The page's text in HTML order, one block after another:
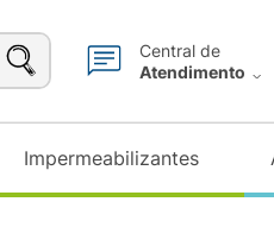
Central de
Atendimento
Impermeabilizantes